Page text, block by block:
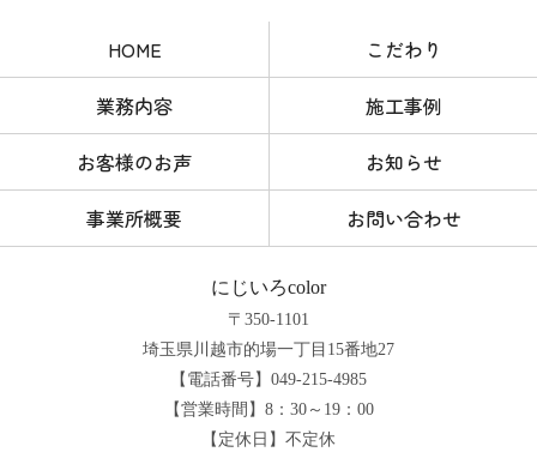
HOME
こだわり
業務内容
施工事例
お客様のお声
お知らせ
事業所概要
お問い合わせ
にじいろcolor
〒350-1101
埼玉県川越市的場一丁目15番地27
【電話番号】049-215-4985
【営業時間】8：30～19：00
【定休日】不定休